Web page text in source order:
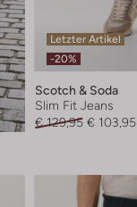
Letzter Artikel
-20%
Scotch & Soda
Slim Fit Jeans
€ 129,95 € 103,95